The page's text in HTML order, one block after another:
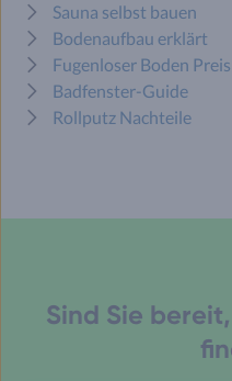
Sauna selbst bauen
Bodenaufbau erklärt
Fugenloser Boden Preis
Badfenster-Guide
Rollputz Nachteile
Sind Sie